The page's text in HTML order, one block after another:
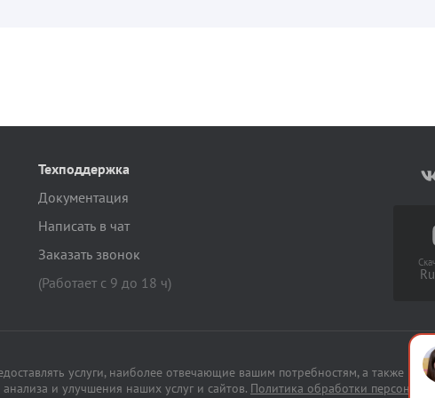
Техподдержка
Документация
Написать в чат
Заказать звонок
(Работает с 9 до 18 ч)
услуги, наиболее отвечающие вашим потребностям, а также
и улучшения наших услуг и сайтов. Политика обработки